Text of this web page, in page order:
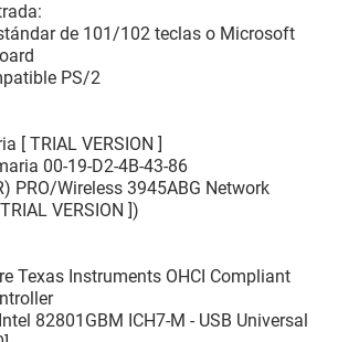
de 101/102 teclas o Microsoft
PS/2
[ TRIAL VERSION ]
00-19-D2-4B-43-86
PRO/Wireless 3945ABG Network
VERSION ])
Texas Instruments OHCI Compliant
82801GBM ICH7-M - USB Universal